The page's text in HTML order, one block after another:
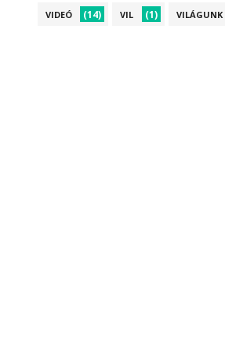
VIDEÓ (14) VIL (1) VILÁGUNK